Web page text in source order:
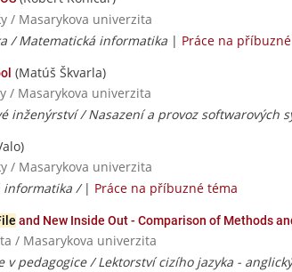
/ Masarykova univerzita
/ Matematická informatika | Práce na
(Matúš Škvarla)
/ Masarykova univerzita
inženýrství / Nasazení a provoz softwarových
/ Masarykova univerzita
informatika / | Práce na příbuzné téma
and New Inside Out - Comparison of Methods
/ Masarykova univerzita
v pedagogice / Lektorství cizího jazyka -